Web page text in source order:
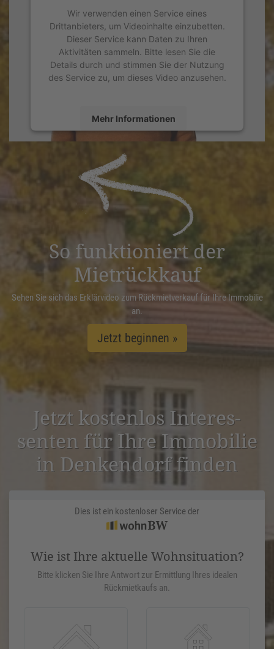
Wir verwenden einen Service eines
Drittanbieters, um Videoinhalte einzubetten.
Dieser Service kann Daten zu Ihren
Aktivitäten sammeln. Bitte lesen Sie die
Details durch und stimmen Sie der Nutzung
des Service zu, um dieses Video anzusehen.
Mehr Informationen
powered by
Management Platform
So funktioniert der
Mietrückkauf
Sehen Sie sich das Erklärvideo zum Rückmietverkauf für Ihre Immobilie
an.
Jetzt beginnen »
Jetzt kostenlos Inter­es­
senten für Ihre Immobilie
in Denken­dorf finden
Dies ist ein kostenloser Service der
Wie ist Ihre aktuelle Wohnsituation?
Bitte klicken Sie Ihre Antwort zur Ermittlung Ihres idealen
Rückmietkaufs an.